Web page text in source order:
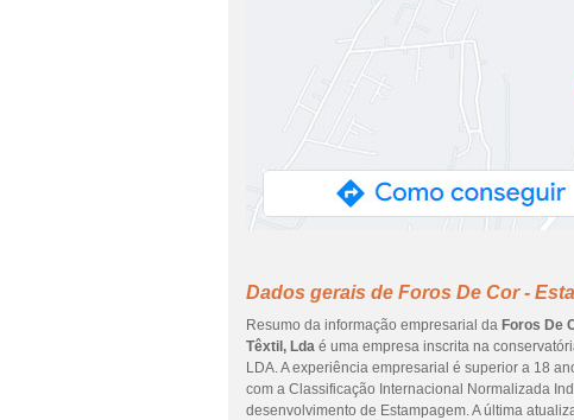
Dados gerais de Foros De Cor -
Resumo da informação empresarial da Foros De
Têxtil, Lda é uma empresa inscrita na
LDA. A experiência empresarial é superior a 18
com a Classificação Internacional Normalizada
desenvolvimento de Estampagem. A última